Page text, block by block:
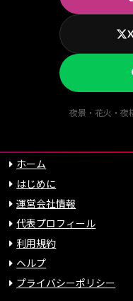
夜景・花火・夜
ホーム
はじめに
運営会社情報
代表プロフィール
利用規約
ヘルプ
プライバシーポリシー